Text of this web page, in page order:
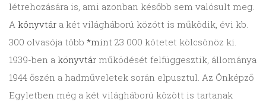
létrehozására is, ami azonban később sem valósult meg.
A könyvtár a két világháború között is működik, évi kb.
300 olvasója több *mint 23 000 kötetet kölcsönöz ki.
1939-ben a könyvtár működését felfüggesztik, állománya
1944 őszén a hadműveletek során elpusztul. Az Önképző
Egyletben még a két világháború között is tartanak